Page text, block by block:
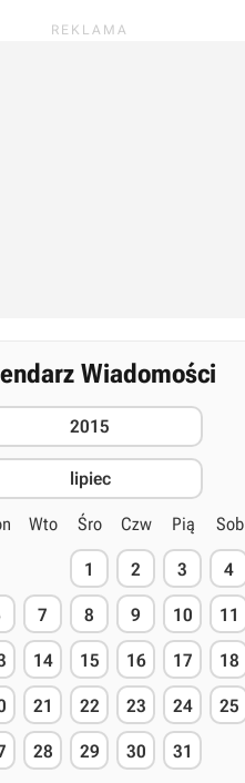
Wiadomości
2015
lipiec
Wto Śro Czw Pią Sob
1 2 3 4
7 8 9 10 11
14 15 16 17 18
21 22 23 24 25
28 29 30 31